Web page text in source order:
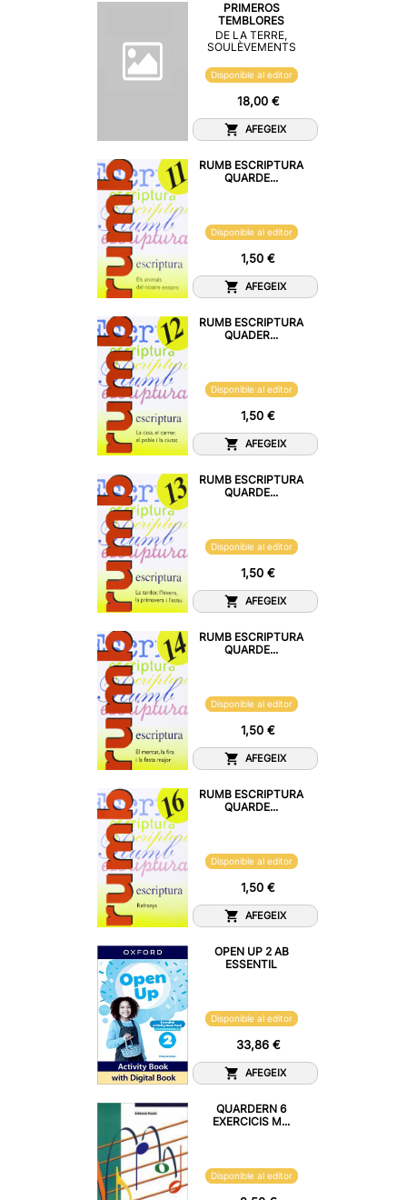
PRIMEROS
TEMBLORES
DE LA TERRE,
SOULÈVEMENTS
Disponible al editor
18,00 €
AFEGEIX
RUMB ESCRIPTURA
QUARDE...
Disponible al editor
1,50 €
AFEGEIX
RUMB ESCRIPTURA
QUADER...
Disponible al editor
1,50 €
AFEGEIX
RUMB ESCRIPTURA
QUARDE...
Disponible al editor
1,50 €
AFEGEIX
RUMB ESCRIPTURA
QUARDE...
Disponible al editor
1,50 €
AFEGEIX
RUMB ESCRIPTURA
QUARDE...
Disponible al editor
1,50 €
AFEGEIX
OPEN UP 2 AB
ESSENTIL
Disponible al editor
33,86 €
AFEGEIX
QUARDERN 6
EXERCICIS M...
Disponible al editor